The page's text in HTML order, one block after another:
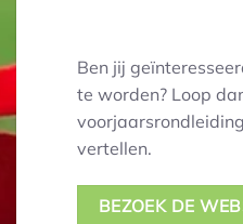
Ben jij
te worden? Loop
vertellen.
BEZOEK DE